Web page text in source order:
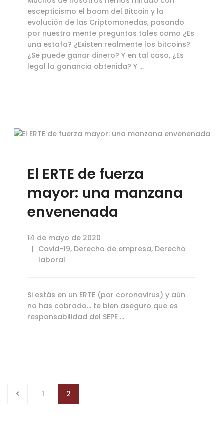
escepticismo el boom del Bitcoin y la
evolución de las Criptomonedas, pasando
por nuestra mente preguntas tales como ¿Es
una estafa? ¿Existen realmente los bitcoins?
¿Se puede ganar dinero? Y en tal caso, ¿Es
legal la ganancia obtenida? Y …
El ERTE de fuerza
mayor: una manzana
envenenada
14 de mayo de 2020
Covid-19, Derecho de empresa, Derecho
laboral
Si estás en un ERTE (por coronavirus) y aún
no has cobrado... te bien aseguro que es
responsabilidad del SEPE …
1 2